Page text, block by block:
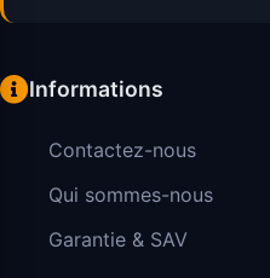
Informations
Contactez-nous
Qui sommes-nous
Garantie & SAV